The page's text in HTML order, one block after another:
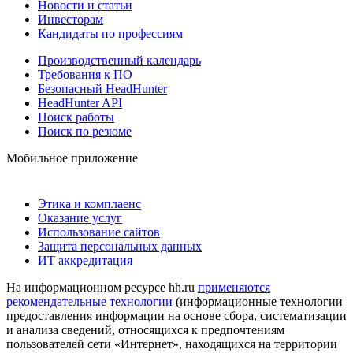
Новости и статьи
Инвесторам
Кандидаты по профессиям
Производственный календарь
Требования к ПО
Безопасный HeadHunter
HeadHunter API
Поиск работы
Поиск по резюме
Мобильное приложение
Этика и комплаенс
Оказание услуг
Использование сайтов
Защита персональных данных
ИТ аккредитация
На информационном ресурсе hh.ru применяются
рекомендательные технологии (информационные технологии
предоставления информации на основе сбора, систематизации
и анализа сведений, относящихся к предпочтениям
пользователей сети «Интернет», находящихся на территории